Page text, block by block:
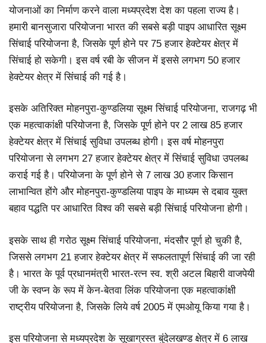
योजनाओं का निर्माण करने वाला मध्यप्रदेश देश का पहला राज्य है।
हमारी बानसुजारा परियोजना भारत की सबसे बड़ी पाइप आधारित सूक्ष्म
सिंचाई परियोजना है, जिसके पूर्ण होने पर 75 हजार हेक्टेयर क्षेत्र में
सिंचाई हो सकेगी। इस वर्ष रबी के सीजन में इससे लगभग 50 हजार
हेक्टेयर क्षेत्र में सिंचाई की गई है।
इसके अतिरिक्त मोहनपुरा-कुण्डलिया सूक्ष्म सिंचाई परियोजना, राजगढ़ भी
एक महत्वाकांक्षी परियोजना है, जिसके पूर्ण होने पर 2 लाख 85 हजार
हेक्टेयर क्षेत्र में सिंचाई सुविधा उपलब्ध होगी। इस वर्ष मोहनपुरा
परियोजना से लगभग 27 हजार हेक्टेयर क्षेत्र में सिंचाई सुविधा उपलब्ध
कराई गई है। परियोजना के पूर्ण होने से 7 लाख 30 हजार किसान
लाभान्वित होंगे और मोहनपुरा-कुण्डलिया पाइप के माध्यम से दबाव युक्त
बहाव पद्धति पर आधारित विश्व की सबसे बड़ी सिंचाई परियोजना होगी।
इसके साथ ही गरोठ सूक्ष्म सिंचाई परियोजना, मंदसौर पूर्ण हो चुकी है,
जिससे लगभग 21 हजार हेक्टेयर क्षेत्र में सफलतापूर्ण सिंचाई की जा रही
है। भारत के पूर्व प्रधानमंत्री भारत-रत्न स्व. श्री अटल बिहारी वाजपेयी
जी के स्वप्न के रूप में केन-बेतवा लिंक परियोजना एक महत्वाकांक्षी
राष्ट्रीय परियोजना है, जिसके लिये वर्ष 2005 में एमओयू किया गया है।
इस परियोजना से मध्यप्रदेश के सूखाग्रस्त बुंदेलखण्ड क्षेत्र में 6 लाख